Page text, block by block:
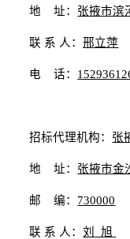
地 址： 张掖市滨
联 系 人：邢立萍
电 话：
招标代理机构： 张
地 址： 张掖市金
邮 编： 730000
联 系 人：刘 旭